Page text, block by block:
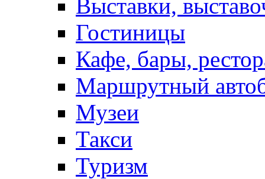
Выставки,
Гостиницы
Кафе, бары,
Маршрутный
Музеи
Такси
Туризм